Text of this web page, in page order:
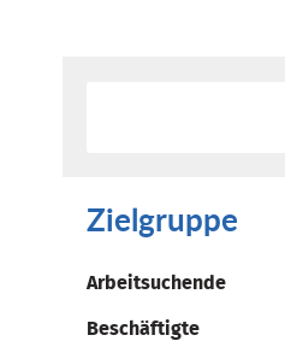
Zielgruppe
Arbeitsuchende
Beschäftigte